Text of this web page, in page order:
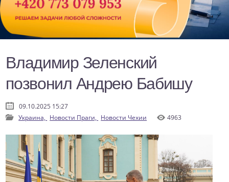
Владимир Зеленский
позвонил Андрею Бабишу
09.10.2025 15:27
Украина, Новости Праги, Новости Чехии 4963